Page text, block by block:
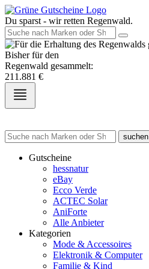
Du sparst - wir retten Regenwald.
Bisher für den
Regenwald gesammelt:
211.881 €
suchen
Gutscheine
hessnatur
eBay
Ecco Verde
ACTEC Solar
AniForte
Alle Anbieter
Kategorien
Mode & Accessoires
Elektronik & Computer
Familie & Kind